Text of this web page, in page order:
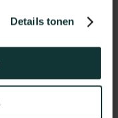
Details tonen
plint
aankoop